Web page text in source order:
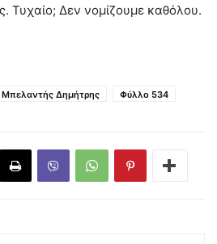
Τυχαίο; Δεν νομίζουμε καθόλου.
Μπελαντής Δημήτρης Φύλλο 534